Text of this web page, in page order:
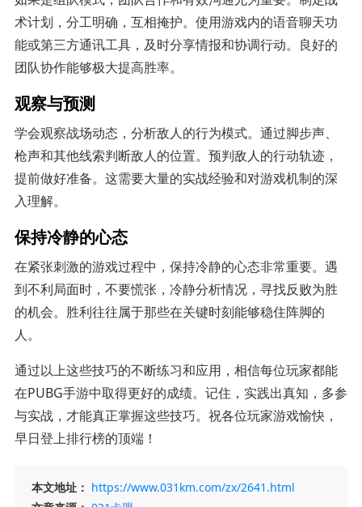
术计划，分工明确，互相掩护。使用游戏内的语音聊天功
能或第三方通讯工具，及时分享情报和协调行动。良好的
团队协作能够极大提高胜率。
观察与预测
学会观察战场动态，分析敌人的行为模式。通过脚步声、
枪声和其他线索判断敌人的位置。预判敌人的行动轨迹，
提前做好准备。这需要大量的实战经验和对游戏机制的深
入理解。
保持冷静的心态
在紧张刺激的游戏过程中，保持冷静的心态非常重要。遇
到不利局面时，不要慌张，冷静分析情况，寻找反败为胜
的机会。胜利往往属于那些在关键时刻能够稳住阵脚的
人。
通过以上这些技巧的不断练习和应用，相信每位玩家都能
在PUBG手游中取得更好的成绩。记住，实践出真知，多参
与实战，才能真正掌握这些技巧。祝各位玩家游戏愉快，
早日登上排行榜的顶端！
本文地址： https://www.031km.com/zx/2641.html